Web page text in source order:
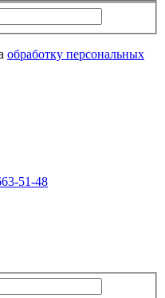
обработку персональных
51-48